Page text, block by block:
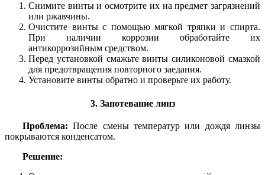
Снимите винты и осмотрите их на предмет загрязнений
или ржавчины.
Очистите винты с помощью мягкой тряпки и спирта.
При наличии коррозии обработайте их
антикоррозийным средством.
Перед установкой смажьте винты силиконовой смазкой
для предотвращения повторного заедания.
Установите винты обратно и проверьте их работу.
3. Запотевание линз
Проблема: После смены температур или дождя линзы
покрываются конденсатом.
Решение: